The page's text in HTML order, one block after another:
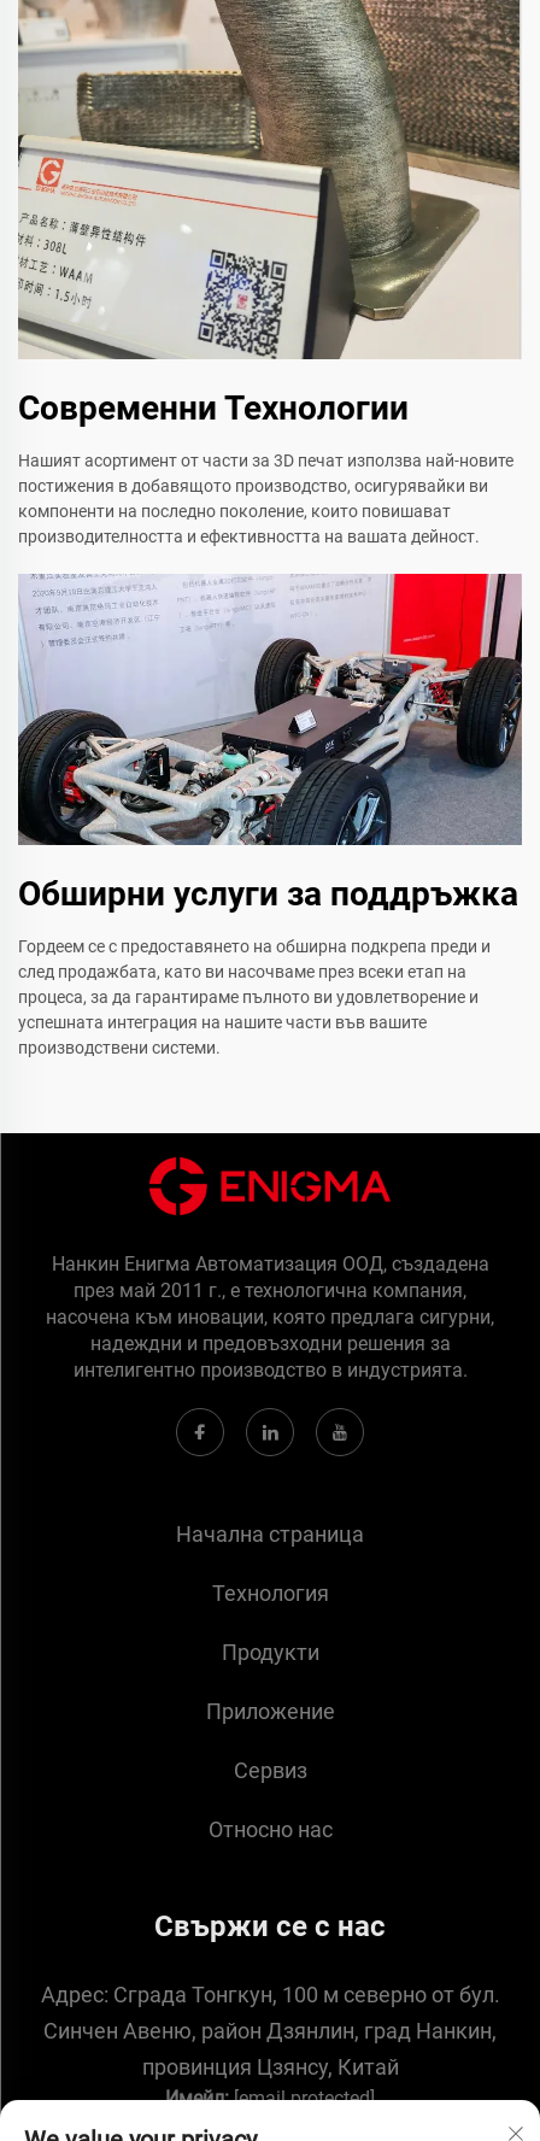
Современни Технологии
Нашият асортимент от части за 3D печат използва най-новите
постижения в добавящото производство, осигурявайки ви
компоненти на последно поколение, които повишават
производителността и ефективността на вашата дейност.
Обширни услуги за поддръжка
Гордеем се с предоставянето на обширна подкрепа преди и
след продажбата, като ви насочваме през всеки етап на
процеса, за да гарантираме пълното ви удовлетворение и
успешната интеграция на нашите части във вашите
производствени системи.
Нанкин Енигма Автоматизация ООД, създадена
през май 2011 г., е технологична компания,
насочена към иновации, която предлага сигурни,
надеждни и предовъзходни решения за
интелигентно производство в индустрията.
Начална страница
Технология
Продукти
Приложение
Сервиз
Относно нас
Свържи се с нас
Адрес: Сграда Тонгкун, 100 м северно от бул.
Синчен Авеню, район Дзянлин, град Нанкин,
провинция Цзянсу, Китай
Имейл: [email protected]